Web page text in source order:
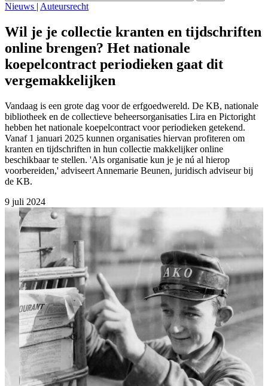
Nieuws | Auteursrecht
Wil je je collectie kranten en tijdschriften
online brengen? Het nationale
koepelcontract periodieken gaat dit
vergemakkelijken
Vandaag is een grote dag voor de erfgoedwereld. De KB, nationale
bibliotheek en de collectieve beheersorganisaties Lira en Pictoright
hebben het nationale koepelcontract voor periodieken getekend.
Vanaf 1 januari 2025 kunnen organisaties hiervan profiteren om
kranten en tijdschriften in hun collectie makkelijker online
beschikbaar te stellen. 'Als organisatie kun je je nú al hierop
voorbereiden,' adviseert Annemarie Beunen, juridisch adviseur bij
de KB.
9 juli 2024